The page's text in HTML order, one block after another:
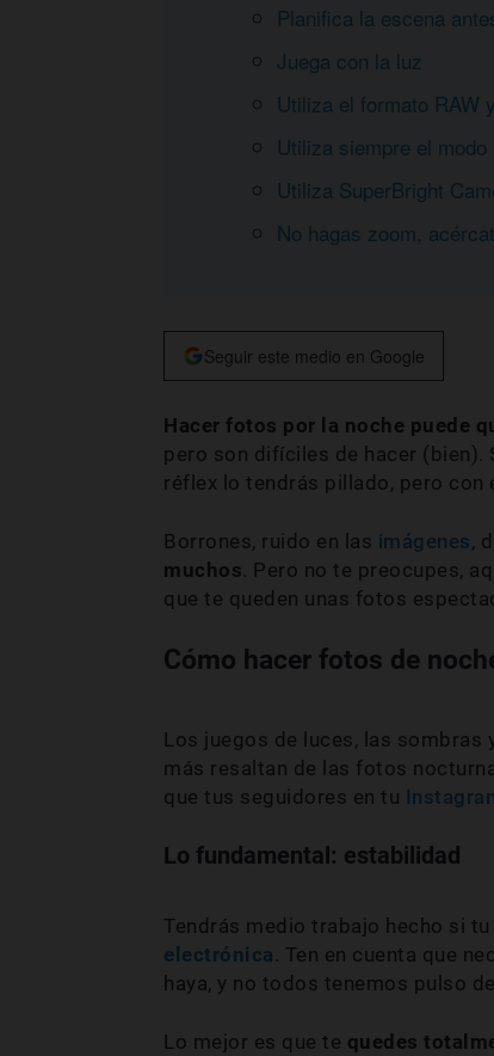
Planifica la escena
Juega con la luz
Utiliza el formato RAW
Utiliza siempre el modo
Utiliza SuperBright
No hagas zoom,
Seguir este medio en Google
Hacer fotos por la noche puede
pero son difíciles de hacer (bien).
réflex lo tendrás pillado, pero con
Borrones, ruido en las imágenes,
muchos . Pero no te preocupes,
que te queden unas fotos
Cómo hacer fotos de
Los juegos de luces, las
más resaltan de las fotos
que tus seguidores en tu
Lo fundamental: estabilidad
Tendrás medio trabajo hecho si
electrónica . Ten en cuenta que
haya, y no todos tenemos pulso
Lo mejor es que te quedes